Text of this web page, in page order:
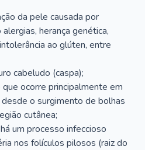
da pele causada por
herança genética,
ao glúten, entre
cabeludo (caspa);
que ocorre principalmente em
o surgimento de bolhas
cutânea;
um processo infeccioso
nos folículos pilosos (raiz do